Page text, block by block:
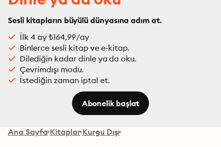
Sesli kitapların büyülü dünyasına adım at.
İlk 4 ay ₺164,99/ay
Binlerce sesli kitap ve e-kitap.
Dilediğin kadar dinle ya da oku.
Çevrimdışı modu.
İstediğin zaman iptal et.
Abonelik başlat
Ana Sayfa Kitaplar Kurgu Dışı